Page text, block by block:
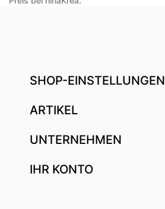
SHOP-EINSTELLUNGEN
ARTIKEL
UNTERNEHMEN
IHR KONTO